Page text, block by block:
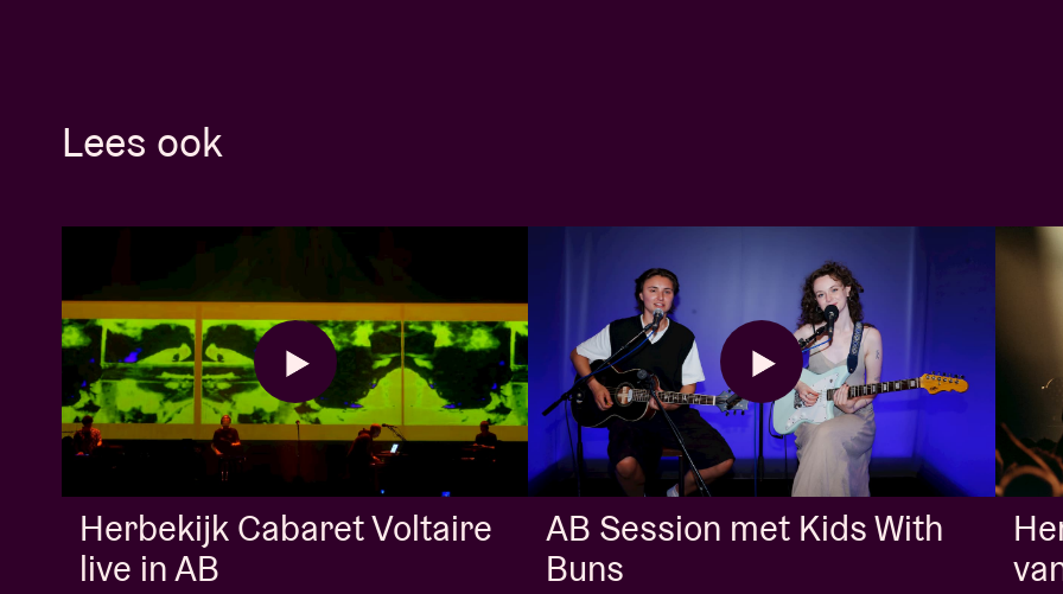
Lees ook
Herbekijk Cabaret Voltaire
live in AB
AB Session met Kids With
Buns